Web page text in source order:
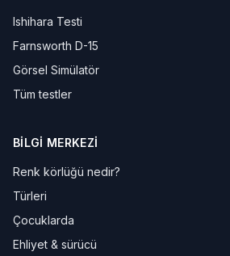
Ishihara Testi
Farnsworth D-15
Görsel Simülatör
Tüm testler
BILGI MERKEZI
Renk körlüğü nedir?
Türleri
Çocuklarda
Ehliyet & sürücü